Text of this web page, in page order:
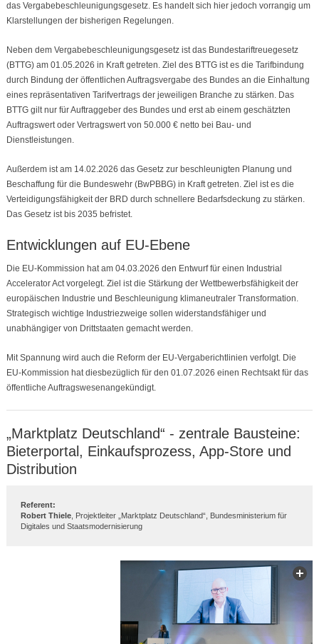
das Vergabebeschleunigungsgesetz. Es handelt sich hier jedoch vorrangig um
Klarstellungen der bisherigen Regelungen.
Neben dem Vergabebeschleunigungsgesetz ist das Bundestariftreuegesetz
(BTTG) am 01.05.2026 in Kraft getreten. Ziel des BTTG ist es die Tarifbindung
durch Bindung der öffentlichen Auftragsvergabe des Bundes an die Einhaltung
eines repräsentativen Tarifvertrags der jeweiligen Branche zu stärken. Das
BTTG gilt nur für Auftraggeber des Bundes und erst ab einem geschätzten
Auftragswert oder Vertragswert von 50.000 € netto bei Bau- und
Dienstleistungen.
Außerdem ist am 14.02.2026 das Gesetz zur beschleunigten Planung und
Beschaffung für die Bundeswehr (BwPBBG) in Kraft getreten. Ziel ist es die
Verteidigungsfähigkeit der BRD durch schnellere Bedarfsdeckung zu stärken.
Das Gesetz ist bis 2035 befristet.
Entwicklungen auf EU-Ebene
Die EU-Kommission hat am 04.03.2026 den Entwurf für einen Industrial
Accelerator Act vorgelegt. Ziel ist die Stärkung der Wettbewerbsfähigkeit der
europäischen Industrie und Beschleunigung klimaneutraler Transformation.
Strategisch wichtige Industriezweige sollen widerstandsfähiger und
unabhängiger von Drittstaaten gemacht werden.
Mit Spannung wird auch die Reform der EU-Vergaberichtlinien verfolgt. Die
EU-Kommission hat diesbezüglich für den 01.07.2026 einen Rechtsakt für das
öffentliche Auftragswesenangekündigt.
„Marktplatz Deutschland“ - zentrale Bausteine:
Bieterportal, Einkaufsprozess, App-Store und
Distribution
Referent:
Robert Thiele, Projektleiter „Marktplatz Deutschland“, Bundesministerium für
Digitales und Staatsmodernisierung